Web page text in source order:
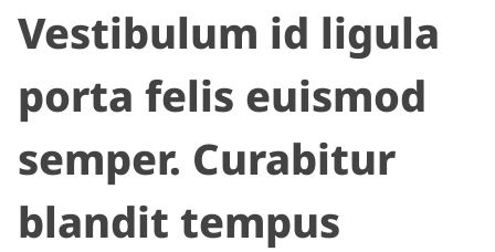
Vestibulum id ligula
porta felis euismod
semper. Curabitur
blandit tempus